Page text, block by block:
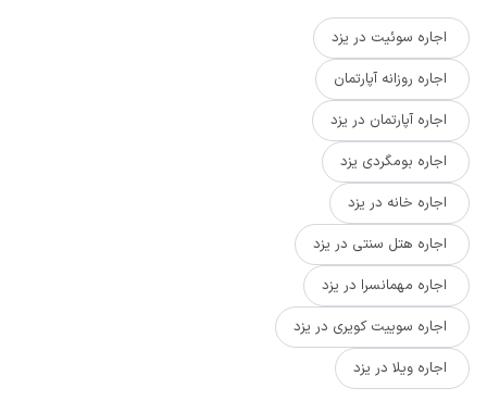
اجاره سوئیت در یزد
اجاره روزانه آپارتمان
اجاره آپارتمان در یزد
اجاره بومگردی یزد
اجاره خانه در یزد
اجاره هتل سنتی در یزد
اجاره مهمانسرا در یزد
اجاره سوییت کویری در یزد
اجاره ویلا در یزد